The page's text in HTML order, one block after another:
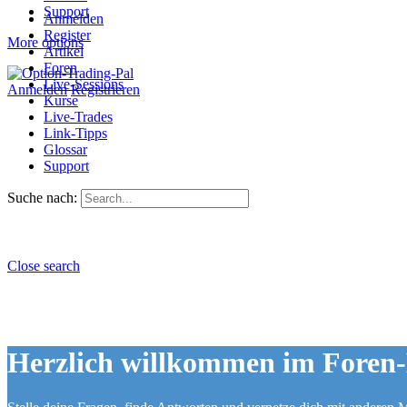
Support
More options
Anmelden Registrieren
Anmelden
Register
Artikel
Foren
Live-Sessions
Kurse
Live-Trades
Link-Tipps
Glossar
Support
Suche nach:
Close search
Herzlich willkommen im